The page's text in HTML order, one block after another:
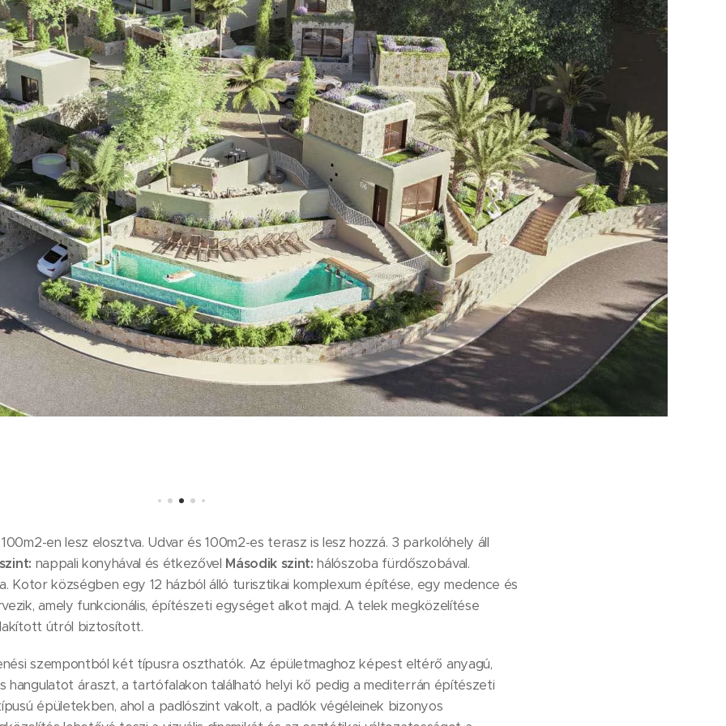
en lesz elosztva. Udvar és 100m2-es terasz is lesz hozzá. 3 parkolóhely áll
nappali konyhával és étkezővel Második szint: hálószoba fürdőszobával.
Kotor községben egy 12 házból álló turisztikai komplexum építése, egy medence és
amely funkcionális, építészeti egységet alkot majd. A telek megközelítése
útról biztosított.
szempontból két típusra oszthatók. Az épületmaghoz képest eltérő anyagú,
hangulatot áraszt, a tartófalakon található helyi kő pedig a mediterrán építészeti
épületekben, ahol a padlószint vakolt, a padlók végéleinek bizonyos